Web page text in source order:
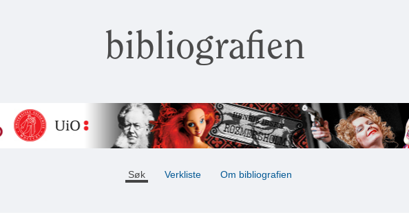
bibliografien
Søk Verkliste Om bibliografien